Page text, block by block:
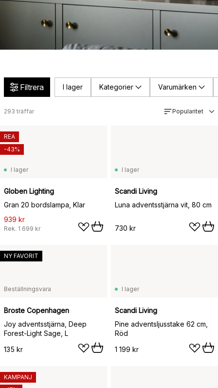
Filtrera I lager Kategorier Varumärken
293 träffar Popularitet
I lager
Globen Lighting
Gran 20 bordslampa, Klar
939 kr
Rek. 1 699 kr
REA
-43%
I lager
Scandi Living
Luna adventsstjärna vit, 80 cm
730 kr
Beställningsvara
Broste Copenhagen
Joy adventsstjärna, Deep
Forest-Light Sage, L
135 kr
NY FAVORIT
I lager
Scandi Living
Pine adventsljusstake 62 cm,
Röd
1 199 kr
KAMPANJ